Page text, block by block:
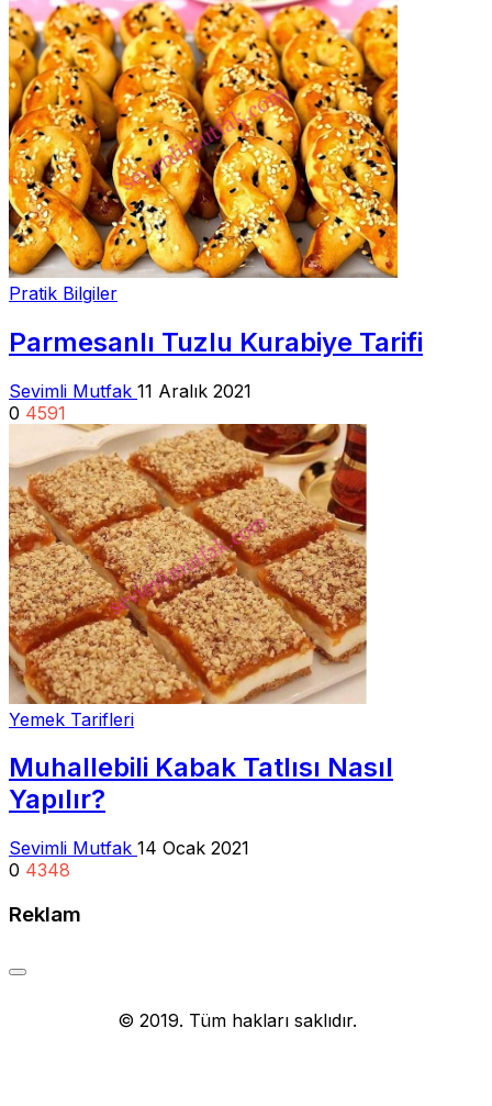
Pratik Bilgiler
Parmesanlı Tuzlu Kurabiye Tarifi
Sevimli Mutfak 11 Aralık 2021
0 4591
Yemek Tarifleri
Muhallebili Kabak Tatlısı Nasıl
Yapılır?
Sevimli Mutfak 14 Ocak 2021
0 4348
Reklam
© 2019. Tüm hakları saklıdır.